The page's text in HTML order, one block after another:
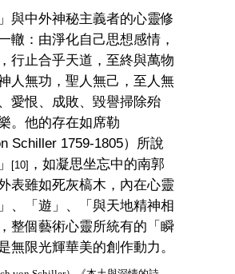
與中外神秘主義者的心靈修
轍：由淨化自己思想感情，
行止合乎天道，至終與萬物
人無功，聖人無己，至人無
愛恨、成敗、毀譽掃除殆
。他的存在如席勒
Schiller 1759-1805） 所說
[10] ，如凝思坐忘中的南郭
表雖如死灰槁木，內在心靈
、「遊」、「與天地精神相
整個藝術心靈所統有的「瞬
無限光輝華美的創作動力。